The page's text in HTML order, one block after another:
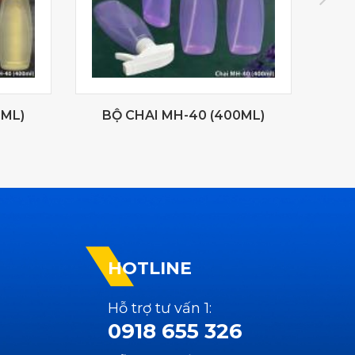
BỘ CHAI MH-40 (400ML)
HOTLINE
Hỗ trợ tư vấn 1:
0918 655 326